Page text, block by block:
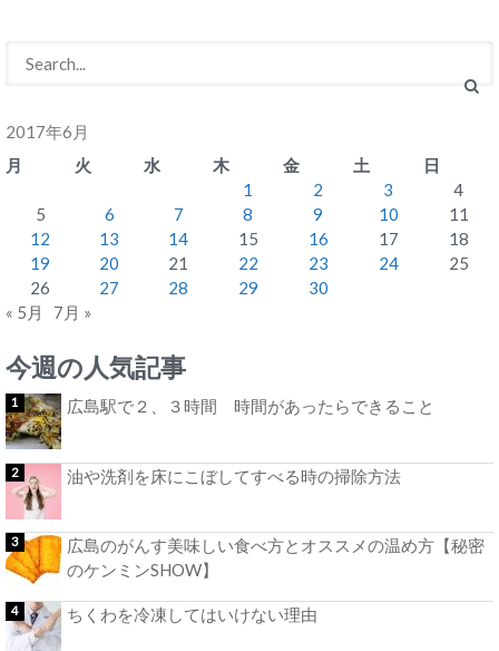
2017年6月
月
火 水 木 金 土
日
1
2 3
4
5
6 7 8 9 10
11
12
13 14 15 16 17
18
19
20 21 22 23 24
25
26
27 28 29
30
« 5月
7月 »
今週の人気記事
広島駅で２、３時間 時間があったらできること
油や洗剤を床にこぼしてすべる時の掃除方法
広島のがんす美味しい食べ方とオススメの温め方【秘密
のケンミンSHOW】
ちくわを冷凍してはいけない理由